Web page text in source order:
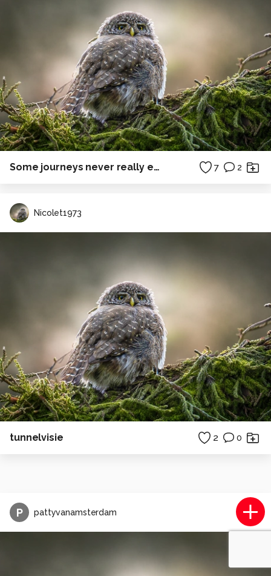
Some journeys never really end. 7 2
Nicolet1973
tunnelvisie 2 0
P pattyvanamsterdam